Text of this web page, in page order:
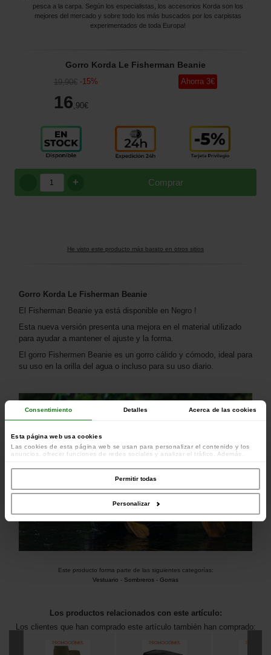
Consentimiento Detalles Acerca de las cookies
Esta página web usa cookies
Las cookies de esta página web se usan para personalizar el contenido y los
anuncios, ofrecer funciones de redes sociales y analizar el tráfico. Además,
colaboradores de redes sociales, publicidad y análisis web, quienes pueden
combinarla con otra información que les haya proporcionado o que hayan
recopilado a partir del uso que haya hecho de sus servicios.
Permitir todas
Personalizar
pesca a la carpa. Según los especialistas, los accesorios Korda son los
mejores del mercado y sobre todo los más buscados por los carpistas
experimentados de toda Europa!
Gorro Korda Le Fisherman Beanie
19,90€ -15%
16 ,90€
Ahorra 3€
Comprar
+
He visto este producto más barato en otros sitios
Gorro Korda Le Fisherman Beanie
El Fisherman Beanie ya está disponible en Negro !
Esta nueva versión presenta una mejora en el material utilizado
para ayudar a mantener el ajuste y la forma.
El gorro Fishermen Beanie es un gorro cálido y cómodo, ideal para
su uso en la orilla del agua o incluso para su uso diario.
Este producto forma parte de las siguientes categorías:
Vestuario - Sombreros - Gorras
Los productos relacionados con este artículo:
Los clientes que han comprado este artículo también han comprado: